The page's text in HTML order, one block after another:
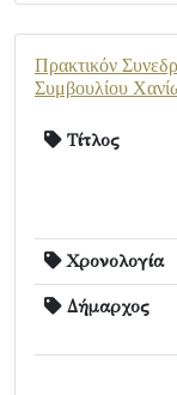
Πρακτικόν
Συμβουλίου
Τίτλος
Χρονολογία
Δήμαρχος